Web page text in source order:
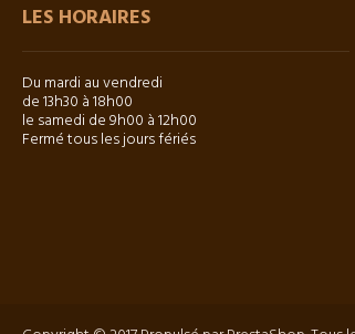
LES HORAIRES
Du mardi au vendredi
de 13h30 à 18h00
le samedi de 9h00 à 12h00
Fermé tous les jours fériés